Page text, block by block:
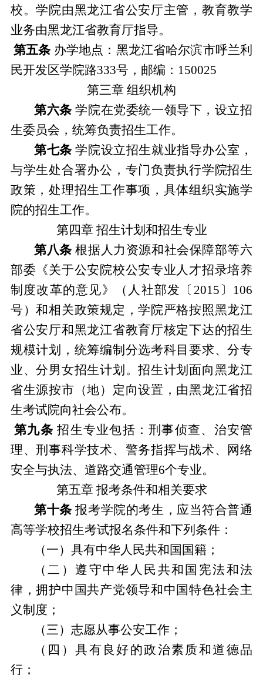
校。学院由黑龙江省公安厅主管，教育教学
业务由黑龙江省教育厅指导。
第五条 办学地点：黑龙江省哈尔滨市呼兰利
民开发区学院路333号，邮编： 150025
第三章 组织机构
第六条 学院在党委统一领导下，设立招
生委员会，统筹负责招生工作。
第七条 学院设立招生就业指导办公室，
与学生处合署办公，专门负责执行学院招生
政策，处理招生工作事项，具体组织实施学
院的招生工作。
第四章 招生计划和招生专业
第八条 根据人力资源和社会保障部等六
部委《关于公安院校公安专业人才招录培养
制度改革的意见》（人社部发〔 2015 〕 106
号）和相关政策规定，学院严格按照黑龙江
省公安厅和黑龙江省教育厅核定下达的招生
规模计划，统筹编制分选考科目要求、分专
业、分男女招生计划。招生计划面向黑龙江
省生源按市（地）定向设置 ，由黑龙江省招
生考试院向社会公布。
第九条 招生专业包括：刑事侦查、治安管
理、刑事科学技术、警务指挥与战术、网络
安全与执法、道路交通管理6个专业。
第五章 报考条件和相关要求
第十条 报考学院的考生，应当符合普通
高等学校招生考试报名条件和下列条件：
（一）具有中华人民共和国国籍；
（二）遵守中华人民共和国宪法和法
律，拥护中国共产党领导和中国特色社会主
义制度；
（三）志愿从事公安工作；
（四）具有良好的政治素质和道德品
行；